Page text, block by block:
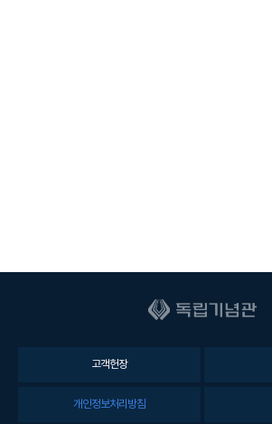
고객헌장
개인정보처리방침